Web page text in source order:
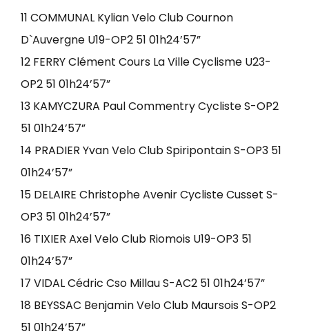
11 COMMUNAL Kylian Velo Club Cournon
D`Auvergne U19-OP2 51 01h24’57”
12 FERRY Clément Cours La Ville Cyclisme U23-
OP2 51 01h24’57”
13 KAMYCZURA Paul Commentry Cycliste S-OP2
51 01h24’57”
14 PRADIER Yvan Velo Club Spiripontain S-OP3 51
01h24’57”
15 DELAIRE Christophe Avenir Cycliste Cusset S-
OP3 51 01h24’57”
16 TIXIER Axel Velo Club Riomois U19-OP3 51
01h24’57”
17 VIDAL Cédric Cso Millau S-AC2 51 01h24’57”
18 BEYSSAC Benjamin Velo Club Maursois S-OP2
51 01h24’57”